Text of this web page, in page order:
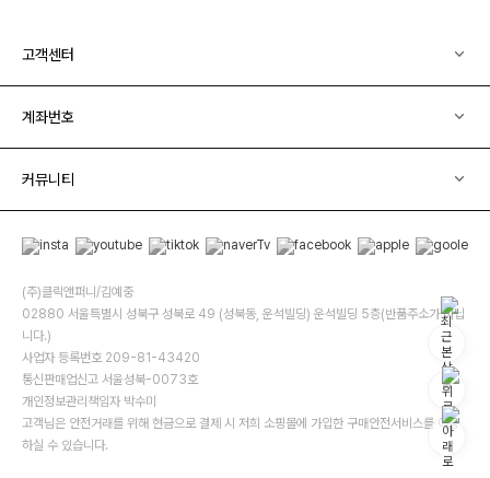
고객센터
계좌번호
커뮤니티
(주)클릭앤퍼니/김예중
02880 서울특별시 성북구 성북로 49 (성북동, 운석빌딩) 운석빌딩 5층(반품주소가 아닙
니다.)
사업자 등록번호 209-81-43420
통신판매업신고 서울성북-0073호
개인정보관리책임자 박수미
고객님은 안전거래를 위해 현금으로 결제 시 저희 소핑몰에 가입한 구매안전서비스를 이용
하실 수 있습니다.